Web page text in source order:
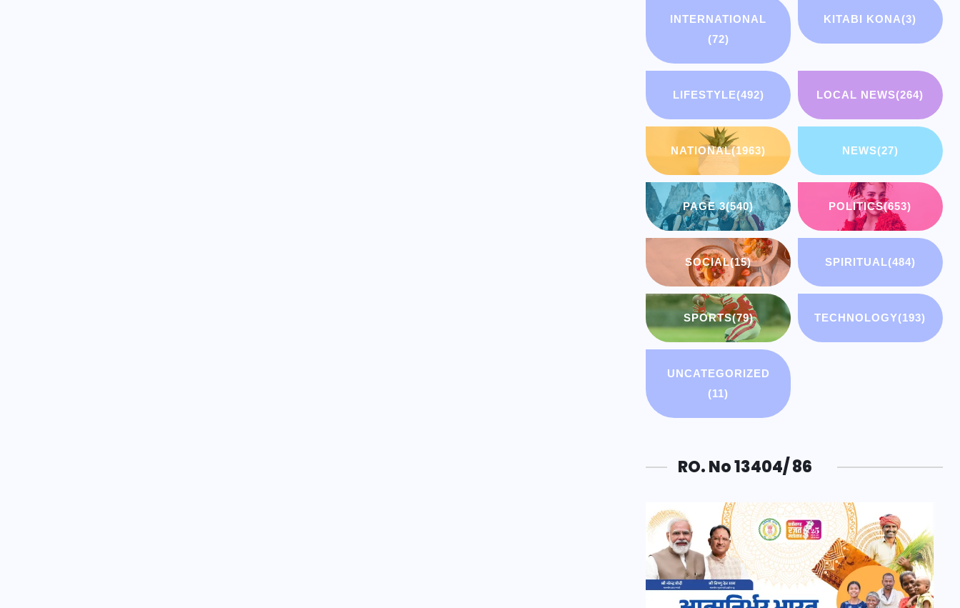
INTERNATIONAL
(72)
KITABI KONA(3)
LIFESTYLE(492) LOCAL NEWS(264)
NATIONAL(1963) NEWS(27)
PAGE 3(540) POLITICS(653)
SOCIAL(15) SPIRITUAL(484)
SPORTS(79) TECHNOLOGY(193)
UNCATEGORIZED
(11)
RO. No 13404/ 86